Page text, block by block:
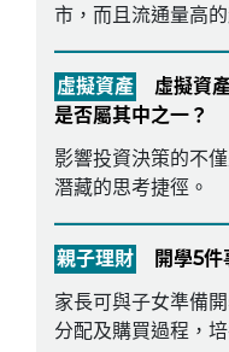
市，而且流通量高
虛擬資產
虛擬資
是否屬其中之一？
影響投資決策的不
潛藏的思考捷徑。
親子理財
開學5
家長可與子女準備
分配及購買過程，